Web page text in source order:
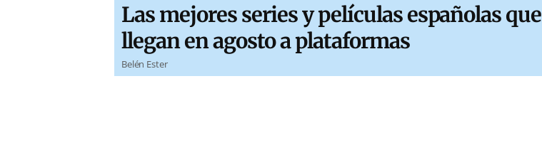
Las mejores series y películas españolas que
llegan en agosto a plataformas
Belén Ester